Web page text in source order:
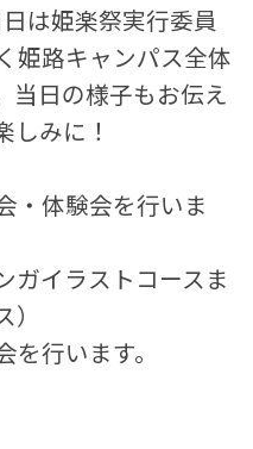
は姫楽祭実行委員
姫路キャンパス全体
当日の様子もお伝え
しみに！
・体験会を行いま
イラストコースま
行います。